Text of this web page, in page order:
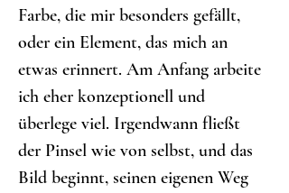
Farbe, die mir besonders gefällt,
oder ein Element, das mich an
etwas erinnert. Am Anfang arbeite
ich eher konzeptionell und
überlege viel. Irgendwann fließt
der Pinsel wie von selbst, und das
Bild beginnt, seinen eigenen Weg